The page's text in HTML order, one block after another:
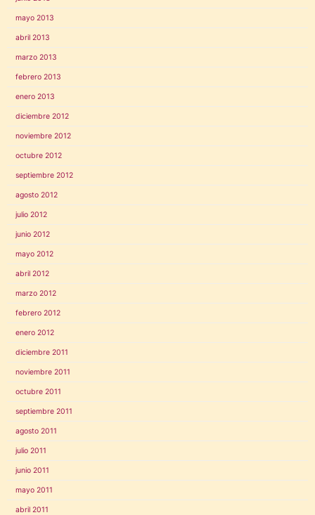
mayo 2013
abril 2013
marzo 2013
febrero 2013
enero 2013
diciembre 2012
noviembre 2012
octubre 2012
septiembre 2012
agosto 2012
julio 2012
junio 2012
mayo 2012
abril 2012
marzo 2012
febrero 2012
enero 2012
diciembre 2011
noviembre 2011
octubre 2011
septiembre 2011
agosto 2011
julio 2011
junio 2011
mayo 2011
abril 2011